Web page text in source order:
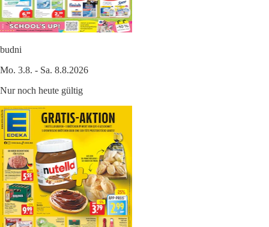
budni
Mo. 3.8. - Sa. 8.8.2026
Nur noch heute gültig